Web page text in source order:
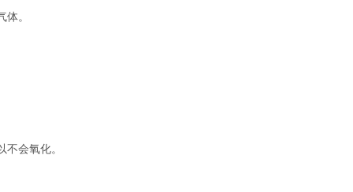
。
会氧化。